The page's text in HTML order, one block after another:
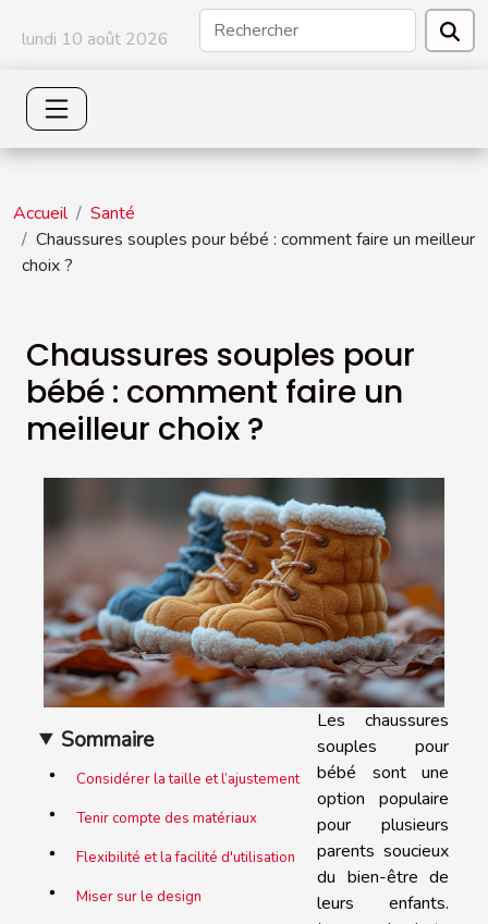
lundi 10 août 2026
Accueil
Santé
Chaussures souples pour bébé : comment faire un meilleur
choix ?
Chaussures souples pour
bébé : comment faire un
meilleur choix ?
Sommaire
Considérer la taille et l’ajustement
Tenir compte des matériaux
Flexibilité et la facilité d'utilisation
Miser sur le design
Les chaussures
souples pour
bébé sont une
option populaire
pour plusieurs
parents soucieux
du bien-être de
leurs enfants.